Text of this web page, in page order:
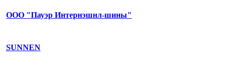
ООО "Пауэр Интернэшнл-шины"
SUNNEN